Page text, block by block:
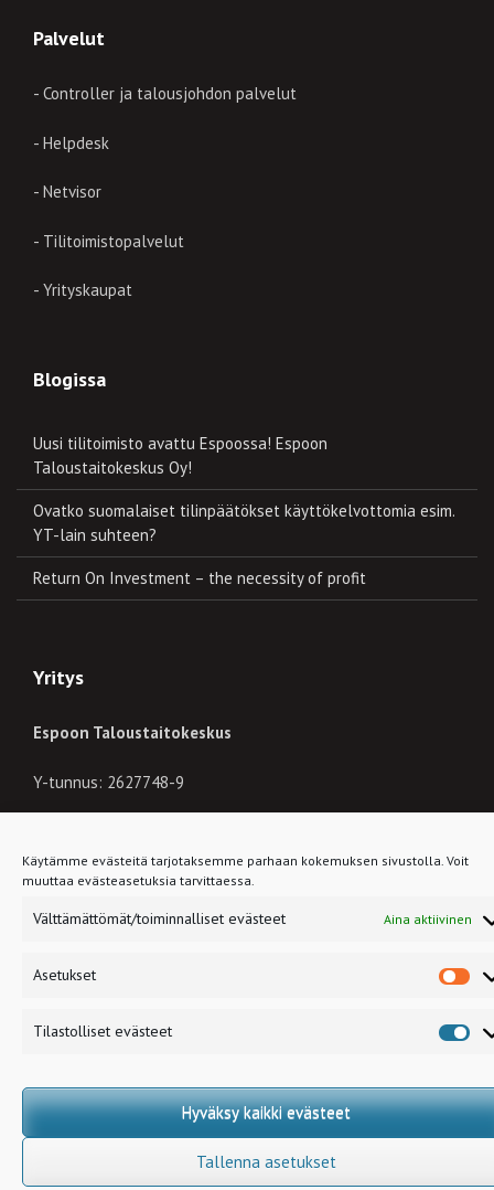
Käytämme evästeitä tarjotaksemme parhaan kokemuksen sivustolla. Voit
muuttaa evästeasetuksia tarvittaessa.
Välttämättömät/toiminnalliset evästeet Aina aktiivinen
Asetukset
Tilastolliset evästeet
Hyväksy kaikki evästeet
Tallenna asetukset
Palvelut
- Controller ja talousjohdon palvelut
- Helpdesk
- Netvisor
- Tilitoimistopalvelut
- Yrityskaupat
Blogissa
Uusi tilitoimisto avattu Espoossa! Espoon
Taloustaitokeskus Oy!
Ovatko suomalaiset tilinpäätökset käyttökelvottomia esim.
YT-lain suhteen?
Return On Investment – the necessity of profit
Yritys
Espoon Taloustaitokeskus
Y-tunnus: 2627748-9
Tykkää meistä Facebookissa!
Oy